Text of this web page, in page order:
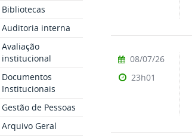
Bibliotecas
Auditoria interna
Avaliação
institucional
Documentos
Institucionais
Gestão de Pessoas
Arquivo Geral
08/07/26
23h01